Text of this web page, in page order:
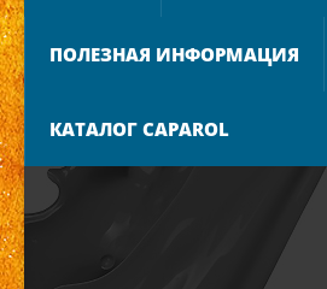
ПОЛЕЗНАЯ ИНФОРМАЦИЯ
КАТАЛОГ CAPAROL